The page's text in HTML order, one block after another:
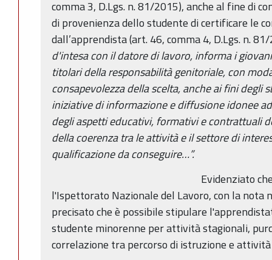
comma 3, D.Lgs. n. 81/2015), anche al fine di
di provenienza dello studente di certificare le
dall’apprendista (art. 46, comma 4, D.Lgs. n.
d'intesa con il datore di lavoro, informa i
titolari della responsabilità genitoriale, con
consapevolezza della scelta, anche ai fini degli
iniziative di informazione e diffusione idonee
degli aspetti educativi, formativi e contrattuali
della coerenza tra le attività e il settore di
qualificazione da conseguire…”.
Evidenziato
l'Ispettorato Nazionale del Lavoro, con la nota
precisato che è possibile stipulare
studente minorenne per attività stagionali,
correlazione tra percorso di istruzione e